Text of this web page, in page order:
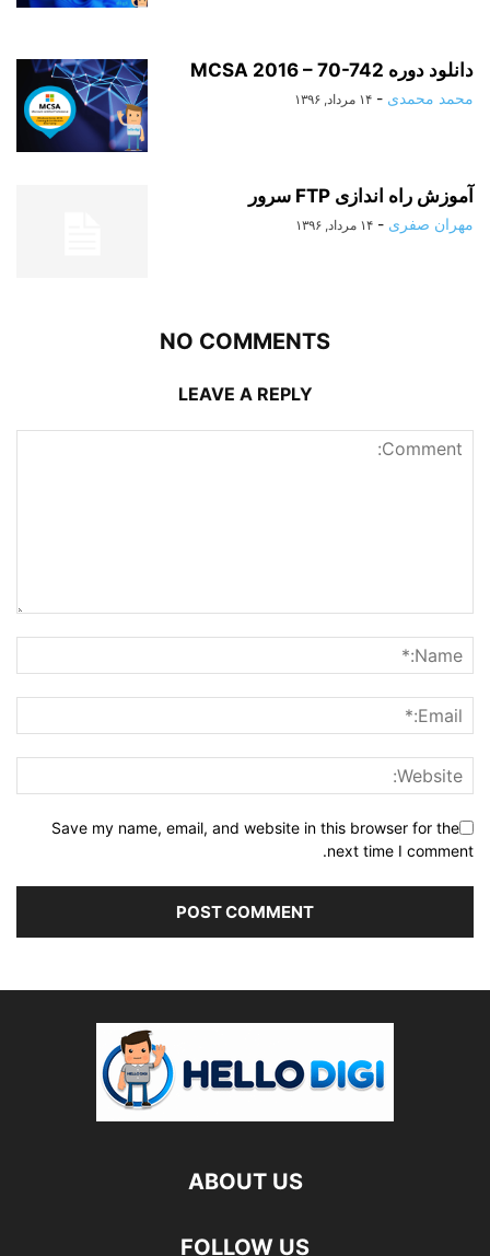
دانلود دوره MCSA 2016 – 70-742
محمد محمدی - ۱۴ مرداد, ۱۳۹۶
آموزش راه اندازی FTP سرور
مهران صفری - ۱۴ مرداد, ۱۳۹۶
NO COMMENTS
LEAVE A REPLY
Save my name, email, and website in this browser for the
next time I comment.
ABOUT US
FOLLOW US